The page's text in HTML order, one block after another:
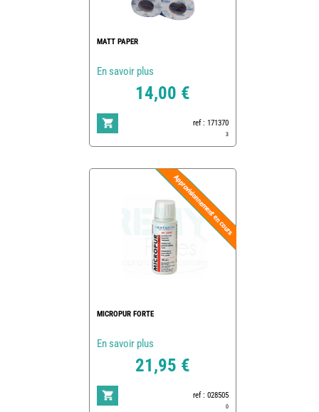
MATT PAPER
En savoir plus
14,00 €
ref : 171370
3
MICROPUR FORTE
En savoir plus
21,95 €
ref : 028505
0